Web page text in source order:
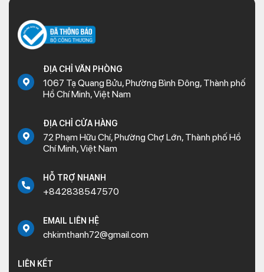
ĐỊA CHỈ VĂN PHÒNG
1067 Tạ Quang Bửu, Phường Bình Đông, Thành phố
Hồ Chí Minh, Việt Nam
ĐỊA CHỈ CỬA HÀNG
72 Phạm Hữu Chí, Phường Chợ Lớn, Thành phố Hồ
Chí Minh, Việt Nam
HỖ TRỢ NHANH
+842838547570
EMAIL LIÊN HỆ
chkimthanh72@gmail.com
LIÊN KẾT